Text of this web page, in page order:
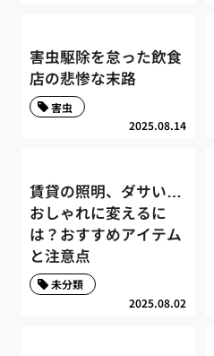
害虫駆除を怠った飲食
店の悲惨な末路
2025.08.14
害虫
賃貸の照明、ダサい…
おしゃれに変えるに
は？おすすめアイテム
と注意点
2025.08.02
未分類